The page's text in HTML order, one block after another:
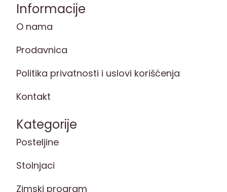
Informacije
O nama
Prodavnica
Politika privatnosti i uslovi korišćenja
Kontakt
Kategorije
Posteljine
Stolnjaci
Zimski program